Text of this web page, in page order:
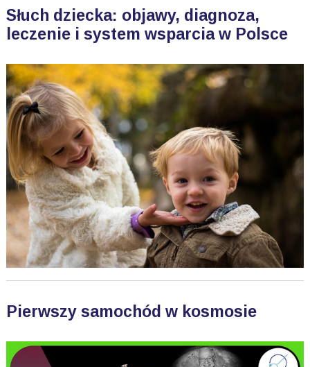
Słuch dziecka: objawy, diagnoza,
leczenie i system wsparcia w Polsce
Pierwszy samochód w kosmosie